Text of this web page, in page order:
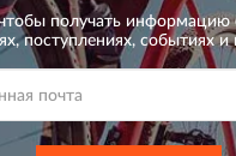
получать информацию
поступлениях, событиях